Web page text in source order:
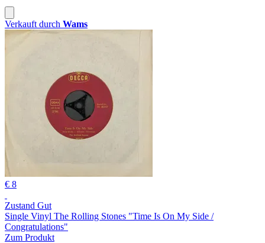
Verkauft durch Wams
€ 8
Zustand Gut
Single Vinyl The Rolling Stones "Time Is On My Side /
Congratulations"
Zum Produkt